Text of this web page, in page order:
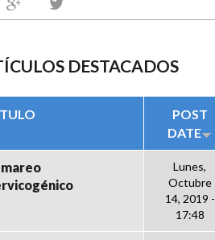
DESTACADOS
POST
DATE
mareo
Lunes,
Octubre
14, 2019 -
17:48